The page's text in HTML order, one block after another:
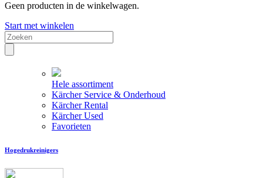
Geen producten in de winkelwagen.
Start met winkelen
Hele assortiment
Kärcher Service & Onderhoud
Kärcher Rental
Kärcher Used
Favorieten
Hogedrukreinigers